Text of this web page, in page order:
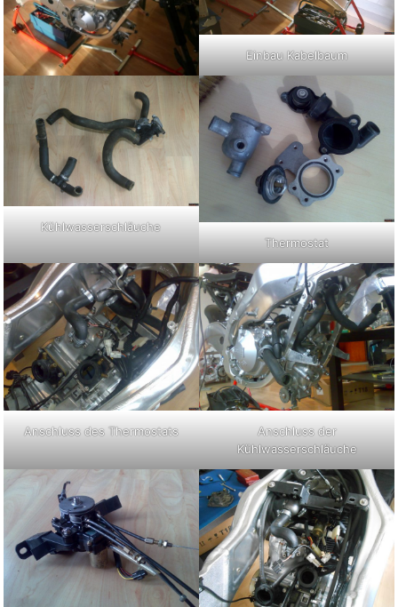
Einbau Kabelbaum
Kühlwasserschläuche
Thermostat
Anschluss des Thermostats
Anschluss der
Kühlwasserschläuche